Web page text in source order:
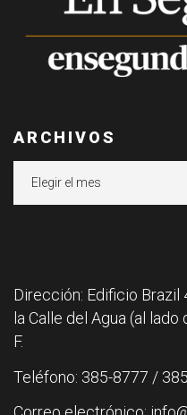
ARCHIVOS
Dirección: Edificio Brazil
la Calle del Agua (al
F.
Teléfono: 385-8777 /